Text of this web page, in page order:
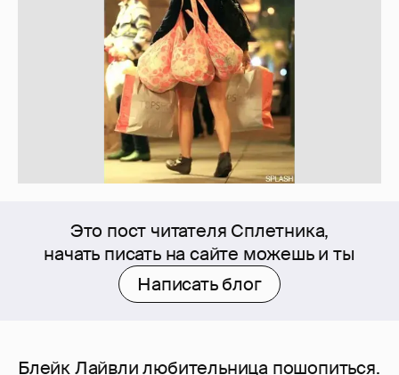
Это пост читателя Сплетника,
начать писать на сайте можешь и ты
Написать блог
Блейк Лайвли любительница пошопиться.